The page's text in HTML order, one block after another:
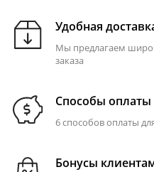
Удобная
Мы предлагаем
заказа
Способы оплаты
6 способов оплаты
Бонусы